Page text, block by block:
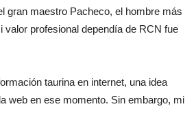
gran maestro Pacheco, el hombre más
profesional dependía de RCN fue
taurina en internet, una idea
web en ese momento. Sin embargo, mi